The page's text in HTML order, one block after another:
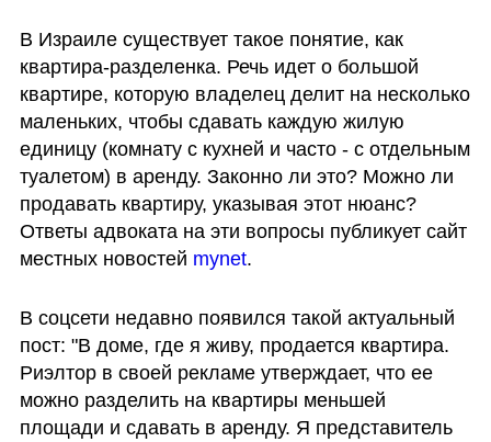
В Израиле существует такое понятие, как
квартира-разделенка. Речь идет о большой
квартире, которую владелец делит на несколько
маленьких, чтобы сдавать каждую жилую
единицу (комнату с кухней и часто - с отдельным
туалетом) в аренду. Законно ли это? Можно ли
продавать квартиру, указывая этот нюанс?
Ответы адвоката на эти вопросы публикует сайт
местных новостей mynet.
В соцсети недавно появился такой актуальный
пост: "В доме, где я живу, продается квартира.
Риэлтор в своей рекламе утверждает, что ее
можно разделить на квартиры меньшей
площади и сдавать в аренду. Я представитель